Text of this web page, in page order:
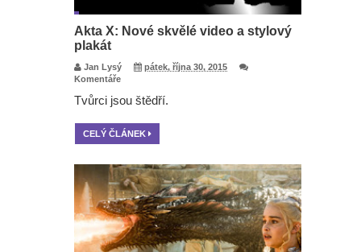
Akta X: Nové skvělé video a stylový
plakát
Jan Lysý
pátek, října 30, 2015
Komentáře
Tvůrci jsou štědří.
CELÝ ČLÁNEK